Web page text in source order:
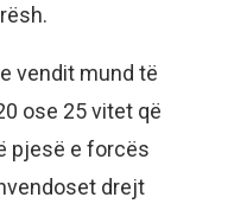
vendit mund të
ose 25 vitet që
pjesë e forcës
drejt